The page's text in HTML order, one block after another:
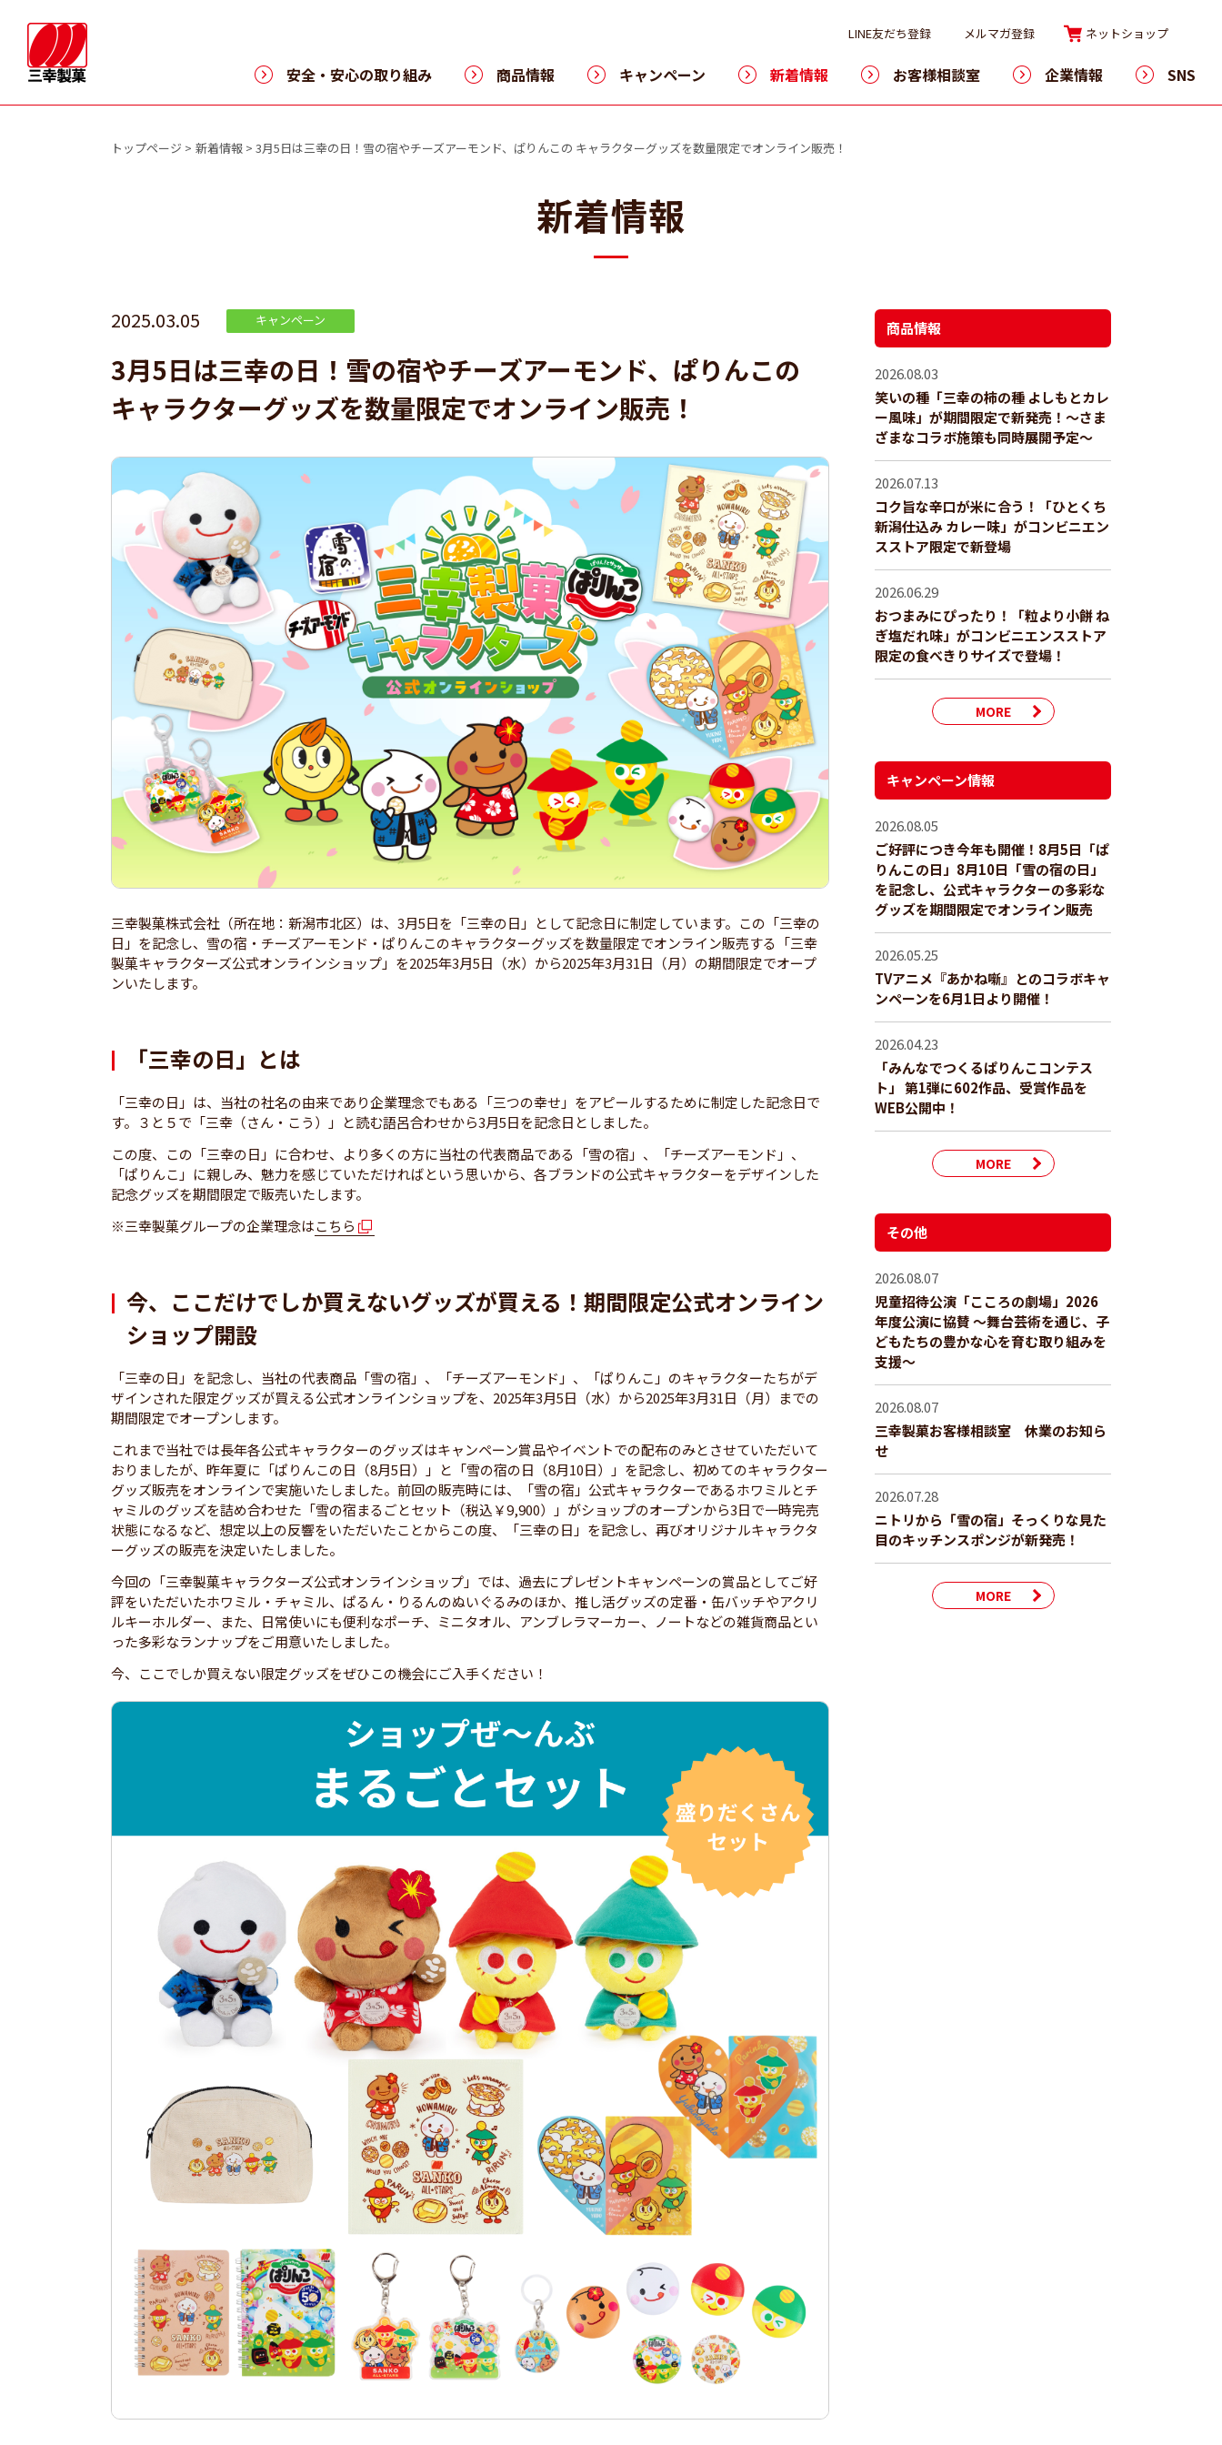
LINE友だち登録 メルマガ登録 ネットショップ
安全・安心の取り組み 商品情報 キャンペーン 新着情報 お客様相談室 企業情報 SNS
トップページ 新着情報 3月5日は三幸の日！雪の宿やチーズアーモンド、ぱりんこの キャラクターグッズを数量限定でオンライン販売！
新着情報
2025.03.05 キャンペーン
3月5日は三幸の日！雪の宿やチーズアーモンド、ぱりんこの
キャラクターグッズを数量限定でオンライン販売！
三幸製菓株式会社（所在地：新潟市北区）は、3月5日を「三幸の日」として記念日に制定しています。この「三幸の
日」を記念し、雪の宿・チーズアーモンド・ぱりんこのキャラクターグッズを数量限定でオンライン販売する「三幸
製菓キャラクターズ公式オンラインショップ」を2025年3月5日（水）から2025年3月31日（月）の期間限定でオープ
ンいたします。
「三幸の日」とは
「三幸の日」は、当社の社名の由来であり企業理念でもある「三つの幸せ」をアピールするために制定した記念日で
す。３と５で「三幸（さん・こう）」と読む語呂合わせから3月5日を記念日としました。
この度、この「三幸の日」に合わせ、より多くの方に当社の代表商品である「雪の宿」、「チーズアーモンド」、
「ぱりんこ」に親しみ、魅力を感じていただければという思いから、各ブランドの公式キャラクターをデザインした
記念グッズを期間限定で販売いたします。
※三幸製菓グループの企業理念はこちら
今、ここだけでしか買えないグッズが買える！期間限定公式オンライン
ショップ開設
「三幸の日」を記念し、当社の代表商品「雪の宿」、「チーズアーモンド」、「ぱりんこ」のキャラクターたちがデ
ザインされた限定グッズが買える公式オンラインショップを、2025年3月5日（水）から2025年3月31日（月）までの
期間限定でオープンします。
これまで当社では長年各公式キャラクターのグッズはキャンペーン賞品やイベントでの配布のみとさせていただいて
おりましたが、昨年夏に「ぱりんこの日（8月5日）」と「雪の宿の日（8月10日）」を記念し、初めてのキャラクター
グッズ販売をオンラインで実施いたしました。前回の販売時には、「雪の宿」公式キャラクターであるホワミルとチ
ャミルのグッズを詰め合わせた「雪の宿まるごとセット（税込￥9,900）」がショップのオープンから3日で一時完売
状態になるなど、想定以上の反響をいただいたことからこの度、「三幸の日」を記念し、再びオリジナルキャラクタ
ーグッズの販売を決定いたしました。
今回の「三幸製菓キャラクターズ公式オンラインショップ」では、過去にプレゼントキャンペーンの賞品としてご好
評をいただいたホワミル・チャミル、ぱるん・りるんのぬいぐるみのほか、推し活グッズの定番・缶バッチやアクリ
ルキーホルダー、また、日常使いにも便利なポーチ、ミニタオル、アンブレラマーカー、ノートなどの雑貨商品とい
った多彩なランナップをご用意いたしました。
今、ここでしか買えない限定グッズをぜひこの機会にご入手ください！
商品情報
2026.08.03
笑いの種「三幸の柿の種 よしもとカレ
ー風味」が期間限定で新発売！～さま
ざまなコラボ施策も同時展開予定～
2026.07.13
コク旨な辛口が米に合う！「ひとくち
新潟仕込み カレー味」がコンビニエン
スストア限定で新登場
2026.06.29
おつまみにぴったり！「粒より小餅 ね
ぎ塩だれ味」がコンビニエンスストア
限定の食べきりサイズで登場！
MORE
キャンペーン情報
2026.08.05
ご好評につき今年も開催！8月5日「ぱ
りんこの日」8月10日「雪の宿の日」
を記念し、公式キャラクターの多彩な
グッズを期間限定でオンライン販売
2026.05.25
TVアニメ『あかね噺』とのコラボキャ
ンペーンを6月1日より開催！
2026.04.23
「みんなでつくるぱりんこコンテス
ト」 第1弾に602作品、受賞作品を
WEB公開中！
MORE
その他
2026.08.07
児童招待公演「こころの劇場」2026
年度公演に協賛 ～舞台芸術を通じ、子
どもたちの豊かな心を育む取り組みを
支援～
2026.08.07
三幸製菓お客様相談室 休業のお知ら
せ
2026.07.28
ニトリから「雪の宿」そっくりな見た
目のキッチンスポンジが新発売！
MORE